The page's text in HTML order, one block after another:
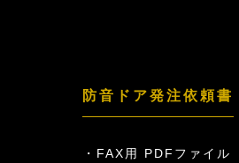
防音ドア発注依頼書
FAX用 PDFファイル